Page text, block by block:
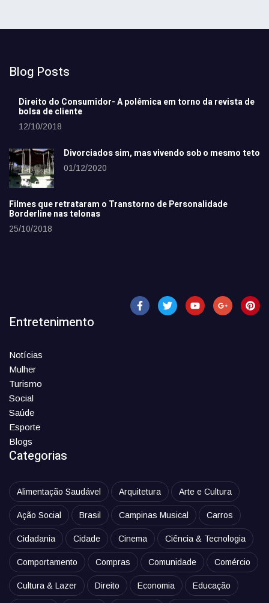
Blog Posts
Direito do Consumidor- A polêmica em torno da revista de
bolsa de cliente
12/10/2018
Divorciados sim, mas vivendo sob o mesmo teto
01/12/2020
Filmes que retrataram o Transtorno de Personalidade
Borderline nas telonas
25/10/2018
Entretenimento
Notícias
Mulher
Turismo
Social
Saúde
Esporte
Blogs
Categorias
Alimentação Saudável Arquitetura Arte e Cultura
Ação Social Brasil Campinas Musical Carros
Cidadania Cidade Cinema Ciência & Tecnologia
Comportamento Compras Comunidade Comércio
Cultura & Lazer Direito Economia Educação